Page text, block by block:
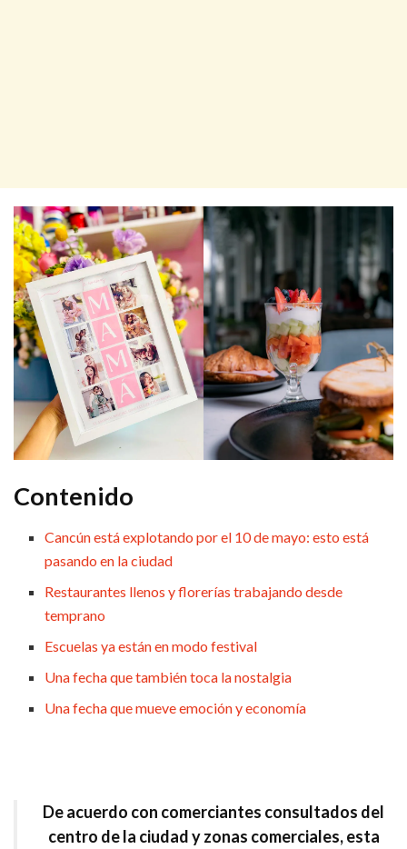
Contenido
Cancún está explotando por el 10 de mayo: esto está
pasando en la ciudad
Restaurantes llenos y florerías trabajando desde
temprano
Escuelas ya están en modo festival
Una fecha que también toca la nostalgia
Una fecha que mueve emoción y economía
De acuerdo con comerciantes consultados del
centro de la ciudad y zonas comerciales, esta